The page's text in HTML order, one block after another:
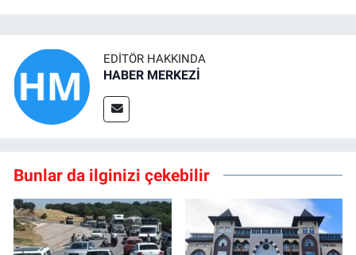
EDITÖR HAKKINDA
HABER MERKEZİ
Bunlar da ilginizi çekebilir